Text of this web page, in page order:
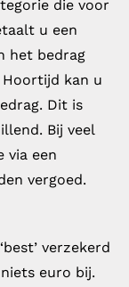
die voor
u een
het bedrag
kan u
Dit is
Bij veel
via een
vergoed.
verzekerd
euro bij.